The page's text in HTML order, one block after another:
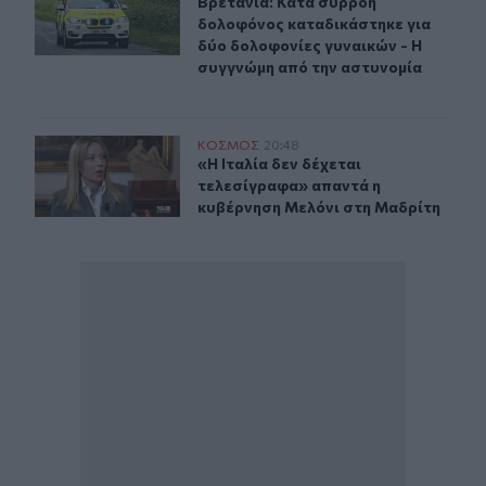
δολοφόνος καταδικάστηκε για
δύο δολοφονίες γυναικών - Η
συγγνώμη από την αστυνομία
«Η Ιταλία δεν δέχεται τελεσίγραφα» απαντά η
ΚΟΣΜΟΣ 20:48
«Η Ιταλία δεν δέχεται
«Η Ιταλία δεν δέχεται
τελεσίγραφα» απαντά η
κυβέρνηση Μελόνι στη Μαδρίτη